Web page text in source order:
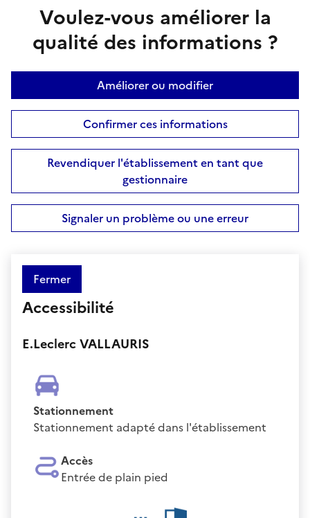
Voulez-vous améliorer la
qualité des informations ?
Améliorer ou modifier
Confirmer ces informations
Revendiquer l'établissement en tant que
gestionnaire
Signaler un problème ou une erreur
Fermer
Accessibilité
E.Leclerc VALLAURIS
Stationnement
Stationnement adapté dans l'établissement
Accès
Entrée de plain pied